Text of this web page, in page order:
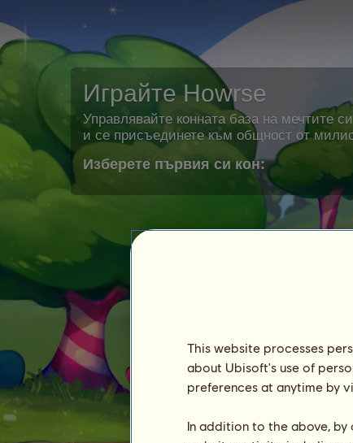
Играйте Howrse
Управлявайте конната база на мечтите си
и се присъединете към общност от
Изберете първия си кон:
This website processes
about Ubisoft's use of
preferences at anytime by
In addition to the above, by